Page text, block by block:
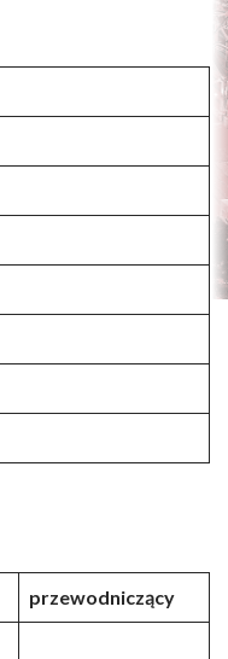
przewodniczący